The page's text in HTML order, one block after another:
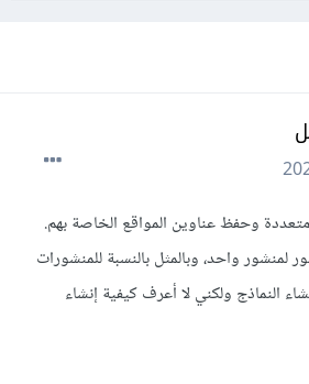
وحفظ عناوين المواقع الخاصة بهم.
واحد، وبالمثل بالنسبة للمنشورات
النماذج ولكني لا أعرف كيفية إنشاء